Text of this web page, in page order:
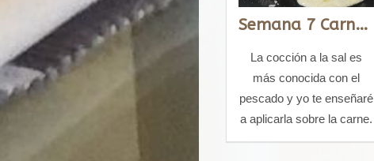
Semana 7 Carnes a la sal
La cocción a la sal es
más conocida con el
pescado y yo te enseñaré
a aplicarla sobre la carne.